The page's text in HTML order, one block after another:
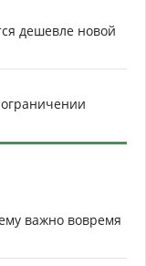
дешевле новой
важно вовремя